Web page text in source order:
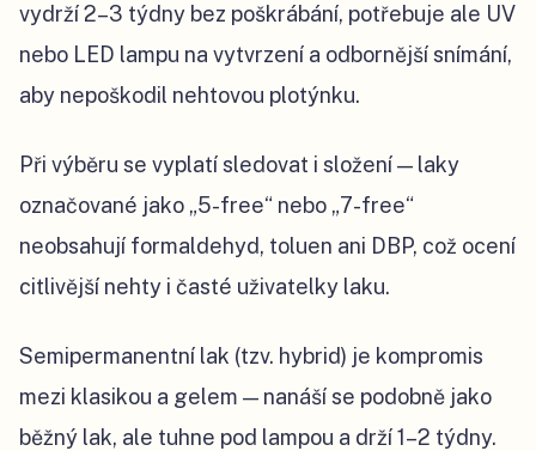
vydrží 2–3 týdny bez poškrábání, potřebuje ale UV
nebo LED lampu na vytvrzení a odbornější snímání,
aby nepoškodil nehtovou plotýnku.
Při výběru se vyplatí sledovat i složení — laky
označované jako „5-free“ nebo „7-free“
neobsahují formaldehyd, toluen ani DBP, což ocení
citlivější nehty i časté uživatelky laku.
Semipermanentní lak (tzv. hybrid) je kompromis
mezi klasikou a gelem — nanáší se podobně jako
běžný lak, ale tuhne pod lampou a drží 1–2 týdny.